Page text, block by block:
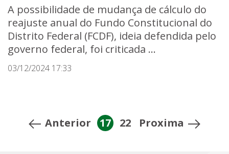
A possibilidade de mudança de cálculo do
reajuste anual do Fundo Constitucional do
Distrito Federal (FCDF), ideia defendida pelo
governo federal, foi criticada ...
03/12/2024 17:33
Anterior 17 22 Proxima